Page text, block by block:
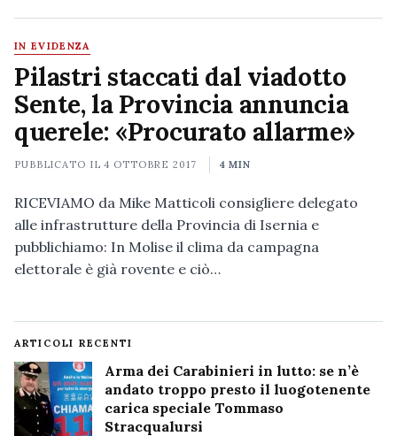
IN EVIDENZA
Pilastri staccati dal viadotto
Sente, la Provincia annuncia
querele: «Procurato allarme»
PUBBLICATO IL4 OTTOBRE 2017 4 MIN
RICEVIAMO da Mike Matticoli consigliere delegato
alle infrastrutture della Provincia di Isernia e
pubblichiamo: In Molise il clima da campagna
elettorale è già rovente e ciò…
ARTICOLI RECENTI
Arma dei Carabinieri in lutto: se n’è
andato troppo presto il luogotenente
carica speciale Tommaso
Stracqualursi